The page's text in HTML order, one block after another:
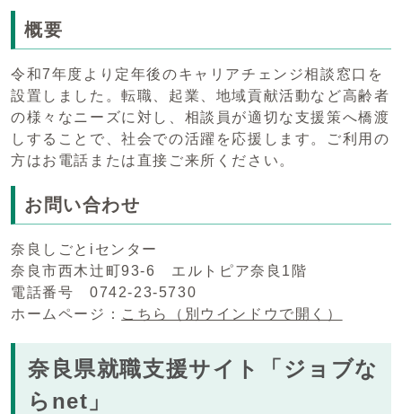
概要
令和7年度より定年後のキャリアチェンジ相談窓口を
設置しました。転職、起業、地域貢献活動など高齢者
の様々なニーズに対し、相談員が適切な支援策へ橋渡
しすることで、社会での活躍を応援します。ご利用の
方はお電話または直接ご来所ください。
お問い合わせ
奈良しごとiセンター
奈良市西木辻町93-6 エルトピア奈良1階
電話番号 0742-23-5730
ホームページ： こちら （別ウインドウで開く）
奈良県就職支援サイト「ジョブな
らnet」